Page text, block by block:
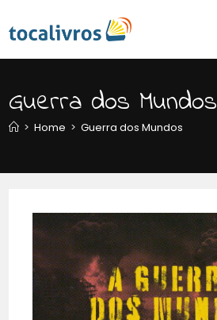
Guerra dos Mundos
> Home > Guerra dos Mundos